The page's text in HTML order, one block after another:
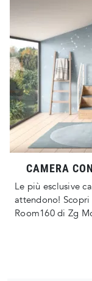
CAMERA
Le più esclusive
attendono!
Room160 di Zg